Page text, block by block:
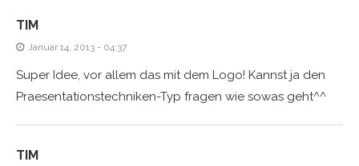
TIM
Januar 14, 2013 - 04:37
Super Idee, vor allem das mit dem Logo! Kannst ja den
Praesentationstechniken-Typ fragen wie sowas geht^^
TIM